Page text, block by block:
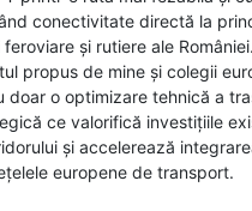
conectivitate directă la
și rutiere ale României.
propus de mine și colegii
doar o optimizare tehnică a
ce valorifică investițiile
și accelerează
europene de transport.